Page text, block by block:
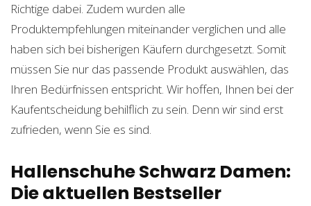
Richtige dabei. Zudem wurden alle
Produktempfehlungen miteinander verglichen und alle
haben sich bei bisherigen Käufern durchgesetzt. Somit
müssen Sie nur das passende Produkt auswählen, das
Ihren Bedürfnissen entspricht. Wir hoffen, Ihnen bei der
Kaufentscheidung behilflich zu sein. Denn wir sind erst
zufrieden, wenn Sie es sind.
Hallenschuhe Schwarz Damen:
Die aktuellen Bestseller